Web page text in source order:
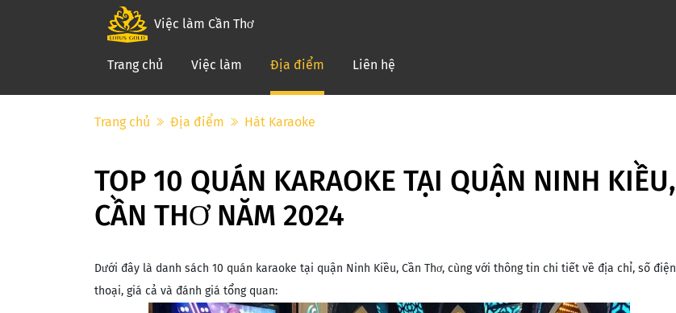
Việc làm Cần Thơ
Trang chủ Việc làm Địa điểm (current)Liên hệ
Trang chủ Địa điểm Hát Karaoke
TOP 10 QUÁN KARAOKE TẠI QUẬN NINH KIỀU,
CẦN THƠ NĂM 2024
Dưới đây là danh sách 10 quán karaoke tại quận Ninh Kiều, Cần Thơ, cùng với thông tin chi tiết về địa chỉ, số điện
thoại, giá cả và đánh giá tổng quan: